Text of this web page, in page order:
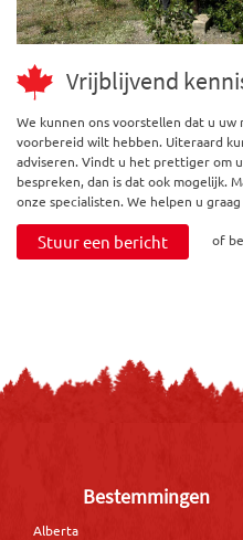
Vrijblijvend
We kunnen ons voorstellen dat u uw
voorbereid wilt hebben. Uiteraard
adviseren. Vindt u het prettiger om
bespreken, dan is dat ook mogelijk.
onze specialisten. We helpen u
Stuur een bericht of
Bestemmingen
Alberta